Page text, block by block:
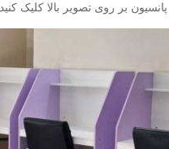
بر روی تصویر بالا کلیک کنید